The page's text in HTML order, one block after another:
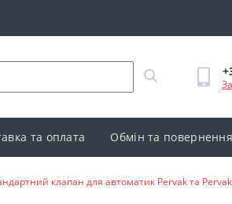
та оплата Обмін та повернення
клапан для автоматик Pervak та